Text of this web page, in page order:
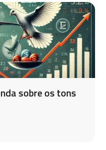
sobre os tons